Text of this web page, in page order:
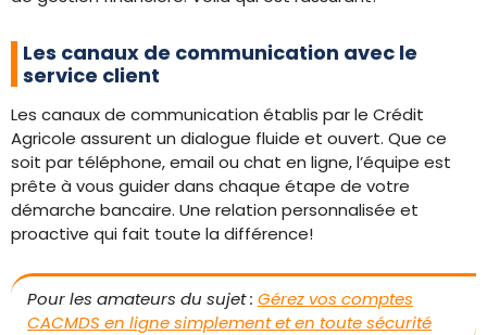
Les canaux de communication avec le
service client
Les canaux de communication établis par le Crédit
Agricole assurent un dialogue fluide et ouvert. Que ce
soit par téléphone, email ou chat en ligne, l’équipe est
prête à vous guider dans chaque étape de votre
démarche bancaire. Une relation personnalisée et
proactive qui fait toute la différence!
Pour les amateurs du sujet : Gérez vos comptes
CACMDS en ligne simplement et en toute sécurité